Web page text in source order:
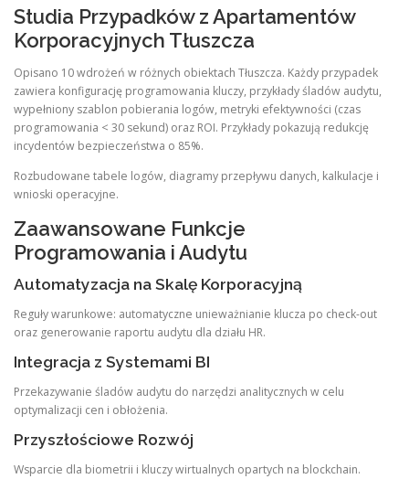
Studia Przypadków z Apartamentów
Korporacyjnych Tłuszcza
Opisano 10 wdrożeń w różnych obiektach Tłuszcza. Każdy przypadek
zawiera konfigurację programowania kluczy, przykłady śladów audytu,
wypełniony szablon pobierania logów, metryki efektywności (czas
programowania < 30 sekund) oraz ROI. Przykłady pokazują redukcję
incydentów bezpieczeństwa o 85%.
Rozbudowane tabele logów, diagramy przepływu danych, kalkulacje i
wnioski operacyjne.
Zaawansowane Funkcje
Programowania i Audytu
Automatyzacja na Skalę Korporacyjną
Reguły warunkowe: automatyczne unieważnianie klucza po check-out
oraz generowanie raportu audytu dla działu HR.
Integracja z Systemami BI
Przekazywanie śladów audytu do narzędzi analitycznych w celu
optymalizacji cen i obłożenia.
Przyszłościowe Rozwój
Wsparcie dla biometrii i kluczy wirtualnych opartych na blockchain.